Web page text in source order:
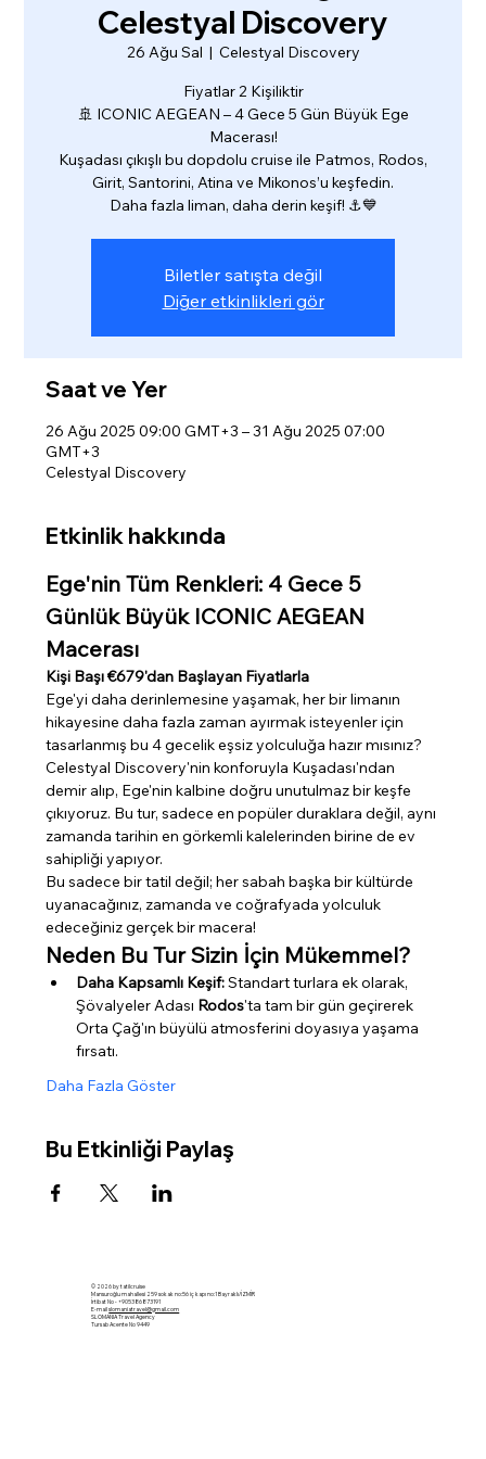
Celestyal Discovery
26 Ağu Sal
  |
Celestyal Discovery
Fiyatlar 2 Kişiliktir
🚢 ICONIC AEGEAN – 4 Gece 5 Gün Büyük Ege
Macerası!
Kuşadası çıkışlı bu dopdolu cruise ile Patmos, Rodos,
Girit, Santorini, Atina ve Mikonos’u keşfedin.
Daha fazla liman, daha derin keşif! ⚓💙
Biletler satışta değil
Diğer etkinlikleri gör
Saat ve Yer
26 Ağu 2025 09:00 GMT+3 – 31 Ağu 2025 07:00
GMT+3
Celestyal Discovery
Etkinlik hakkında
Ege'nin Tüm Renkleri: 4 Gece 5
Günlük Büyük ICONIC AEGEAN
Macerası
Kişi Başı €679'dan Başlayan Fiyatlarla
Ege'yi daha derinlemesine yaşamak, her bir limanın
hikayesine daha fazla zaman ayırmak isteyenler için
tasarlanmış bu 4 gecelik eşsiz yolculuğa hazır mısınız?
Celestyal Discovery'nin konforuyla Kuşadası'ndan
demir alıp, Ege'nin kalbine doğru unutulmaz bir keşfe
çıkıyoruz. Bu tur, sadece en popüler duraklara değil, aynı
zamanda tarihin en görkemli kalelerinden birine de ev
sahipliği yapıyor.
Bu sadece bir tatil değil; her sabah başka bir kültürde
uyanacağınız, zamanda ve coğrafyada yolculuk
edeceğiniz gerçek bir macera!
Neden Bu Tur Sizin İçin Mükemmel?
Daha Kapsamlı Keşif: Standart turlara ek olarak,
Şövalyeler Adası Rodos'ta tam bir gün geçirerek
Orta Çağ'ın büyülü atmosferini doyasıya yaşama
fırsatı.
Daha Fazla Göster
Bu Etkinliği Paylaş
© 2026 by tatilcruise
Mansuroğlu mahallesi 259 sokak no:56 iç kapı no:1 Bayraklı/İZMİR
İrtibat No - +905386873191
E-mailslomaniatravel@gmail.com
SLOMANIA Travel Agency
Tursab Acente No 9449